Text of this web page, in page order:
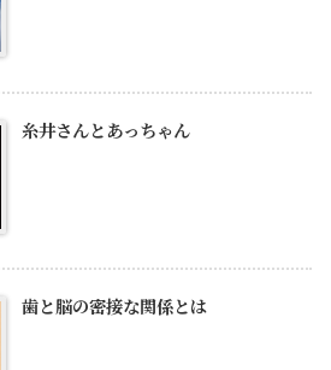
糸井さんとあっちゃん
歯と脳の密接な関係とは